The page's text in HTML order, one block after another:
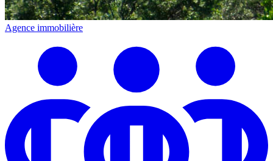
Agence immobilière